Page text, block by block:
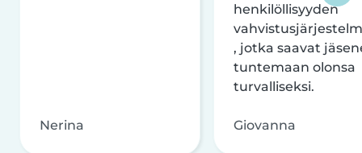
Nerina
henkilöllisyyden
, jotka saavat
tuntemaan olonsa
turvalliseksi.
Giovanna